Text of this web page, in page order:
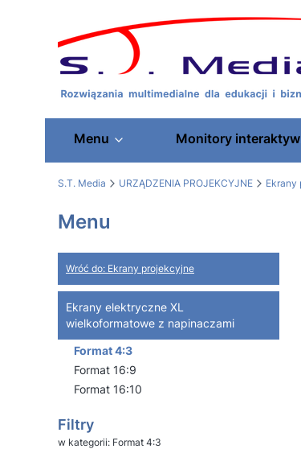
Menu Monitory
S.T. Media URZĄDZENIA PROJEKCYJNE Ekrany
Menu
Wróć do: Ekrany projekcyjne
Ekrany elektryczne XL
wielkoformatowe z napinaczami
Format 4:3
Format 16:9
Format 16:10
Filtry
w kategorii: Format 4:3